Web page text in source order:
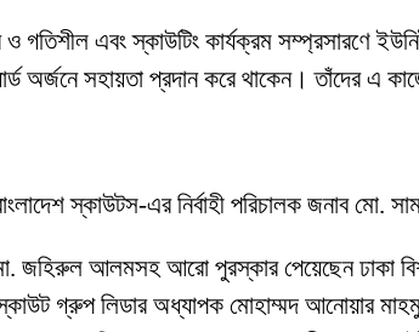
গতিশীল এবং স্কাউটিং কার্যক্রম সম্প্রসারণে
অর্জনে সহায়তা প্রদান করে থাকেন। তাঁদের এ
স্কাউটস-এর নির্বাহী পরিচালক জনাব মো.
জহিরুল আলমসহ আরো পুরস্কার পেয়েছেন ঢাকা
গ্রুপ লিডার অধ্যাপক মোহাম্মদ আনোয়ার